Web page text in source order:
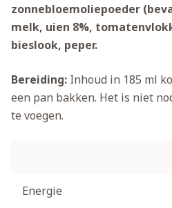
zonnebloemoliepoeder
melk, uien 8%,
bieslook, peper.
Bereiding: Inhoud in 185 ml
een pan bakken. Het is niet
te voegen.
Energie